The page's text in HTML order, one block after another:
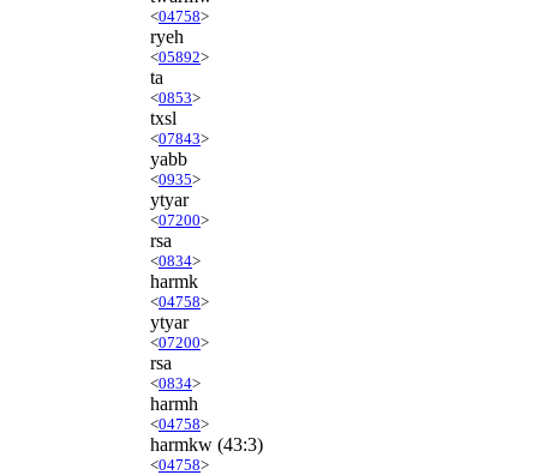
<04758>
ryeh
<05892>
ta
<0853>
txsl
<07843>
yabb
<0935>
ytyar
<07200>
rsa
<0834>
harmk
<04758>
ytyar
<07200>
rsa
<0834>
harmh
<04758>
harmkw (43:3)
<04758>